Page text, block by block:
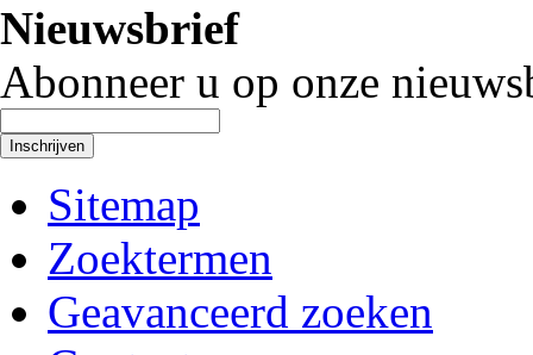
Nieuwsbrief
Abonneer u op onze
Inschrijven
Sitemap
Zoektermen
Geavanceerd zoeken